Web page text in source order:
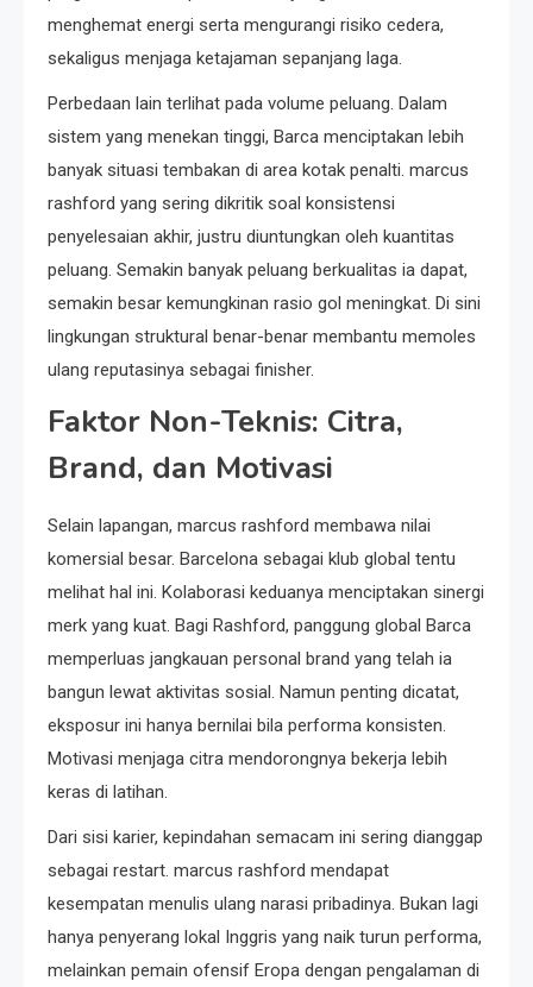
menghemat energi serta mengurangi risiko cedera,
sekaligus menjaga ketajaman sepanjang laga.
Perbedaan lain terlihat pada volume peluang. Dalam
sistem yang menekan tinggi, Barca menciptakan lebih
banyak situasi tembakan di area kotak penalti. marcus
rashford yang sering dikritik soal konsistensi
penyelesaian akhir, justru diuntungkan oleh kuantitas
peluang. Semakin banyak peluang berkualitas ia dapat,
semakin besar kemungkinan rasio gol meningkat. Di sini
lingkungan struktural benar-benar membantu memoles
ulang reputasinya sebagai finisher.
Faktor Non-Teknis: Citra,
Brand, dan Motivasi
Selain lapangan, marcus rashford membawa nilai
komersial besar. Barcelona sebagai klub global tentu
melihat hal ini. Kolaborasi keduanya menciptakan sinergi
merk yang kuat. Bagi Rashford, panggung global Barca
memperluas jangkauan personal brand yang telah ia
bangun lewat aktivitas sosial. Namun penting dicatat,
eksposur ini hanya bernilai bila performa konsisten.
Motivasi menjaga citra mendorongnya bekerja lebih
keras di latihan.
Dari sisi karier, kepindahan semacam ini sering dianggap
sebagai restart. marcus rashford mendapat
kesempatan menulis ulang narasi pribadinya. Bukan lagi
hanya penyerang lokal Inggris yang naik turun performa,
melainkan pemain ofensif Eropa dengan pengalaman di